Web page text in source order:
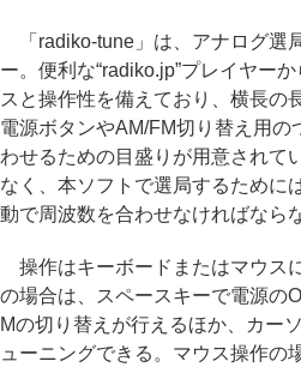
「radiko-tune」は、アナログ選
ー。便利な“radiko.jp”プレイヤー
スと操作性を備えており、横長の
電源ボタンやAM/FM切り替え用の
わせるための目盛りが用意されて
なく、本ソフトで選局するために
動で周波数を合わせなければなら
操作はキーボードまたはマウス
の場合は、スペースキーで電源の
Mの切り替えが行えるほか、カー
ューニングできる。マウス操作の